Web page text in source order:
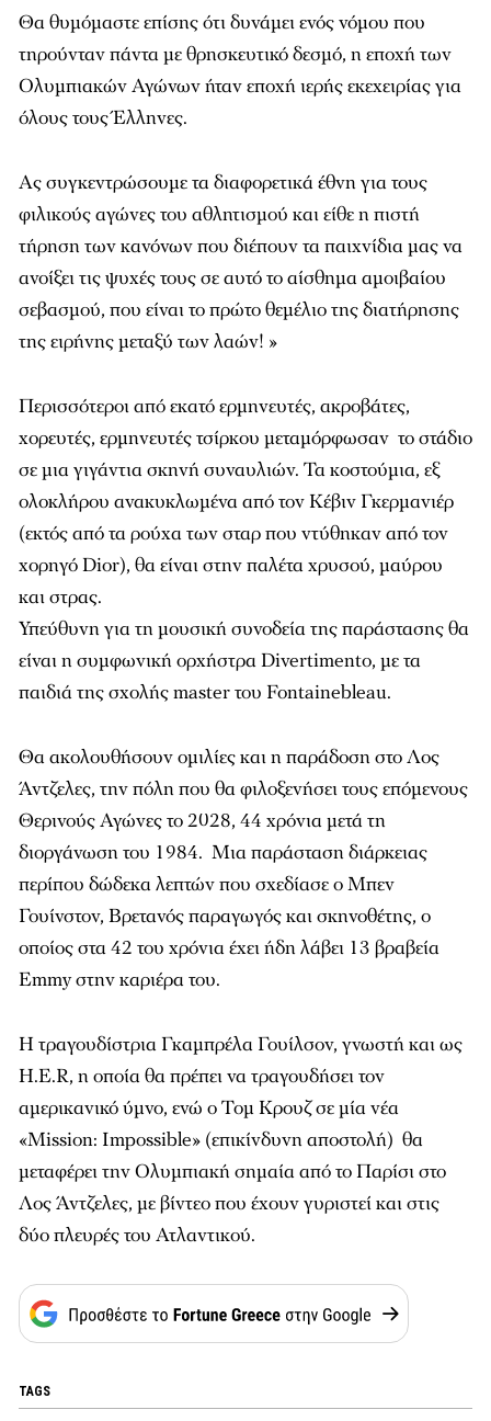
Θα θυμόμαστε επίσης ότι δυνάμει ενός νόμου που
τηρούνταν πάντα με θρησκευτικό δεσμό, η εποχή των
Ολυμπιακών Αγώνων ήταν εποχή ιερής εκεχειρίας για
όλους τους Έλληνες.
Ας συγκεντρώσουμε τα διαφορετικά έθνη για τους
φιλικούς αγώνες του αθλητισμού και είθε η πιστή
τήρηση των κανόνων που διέπουν τα παιχνίδια μας να
ανοίξει τις ψυχές τους σε αυτό το αίσθημα αμοιβαίου
σεβασμού, που είναι το πρώτο θεμέλιο της διατήρησης
της ειρήνης μεταξύ των λαών! »
Περισσότεροι από εκατό ερμηνευτές, ακροβάτες,
χορευτές, ερμηνευτές τσίρκου μεταμόρφωσαν το στάδιο
σε μια γιγάντια σκηνή συναυλιών. Τα κοστούμια, εξ
ολοκλήρου ανακυκλωμένα από τον Κέβιν Γκερμανιέρ
(εκτός από τα ρούχα των σταρ που ντύθηκαν από τον
χορηγό Dior), θα είναι στην παλέτα χρυσού, μαύρου
και στρας.
Υπεύθυνη για τη μουσική συνοδεία της παράστασης θα
είναι η συμφωνική ορχήστρα Divertimento, με τα
παιδιά της σχολής master του Fontainebleau.
Θα ακολουθήσουν ομιλίες και η παράδοση στο Λος
Άντζελες, την πόλη που θα φιλοξενήσει τους επόμενους
Θερινούς Αγώνες το 2028, 44 χρόνια μετά τη
διοργάνωση του 1984. Μια παράσταση διάρκειας
περίπου δώδεκα λεπτών που σχεδίασε ο Μπεν
Γουίνστον, Βρετανός παραγωγός και σκηνοθέτης, ο
οποίος στα 42 του χρόνια έχει ήδη λάβει 13 βραβεία
Emmy στην καριέρα του.
Η τραγουδίστρια Γκαμπρέλα Γουίλσον, γνωστή και ως
H.E.R, η οποία θα πρέπει να τραγουδήσει τον
αμερικανικό ύμνο, ενώ ο Τομ Κρουζ σε μία νέα
«Mission: Impossible» (επικίνδυνη αποστολή) θα
μεταφέρει την Ολυμπιακή σημαία από το Παρίσι στο
Λος Άντζελες, με βίντεο που έχουν γυριστεί και στις
δύο πλευρές του Ατλαντικού.
TAGS